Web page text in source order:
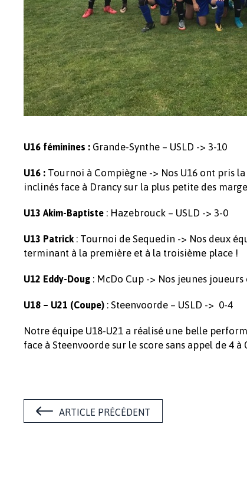
U16 féminines : Grande-Synthe – USLD -> 3-10
U16 : Tournoi à Compiègne -> Nos U16 ont pris
inclinés face à Drancy sur la plus petite des
U13 Akim-Baptiste : Hazebrouck – USLD -> 3-0
U13 Patrick : Tournoi de Sequedin -> Nos deux
terminant à la première et à la troisième place !
U12 Eddy-Doug : McDo Cup -> Nos jeunes
U18 – U21 (Coupe) : Steenvoorde – USLD -> 0-4
Notre équipe U18-U21 a réalisé une belle
face à Steenvoorde sur le score sans appel de 4
ARTICLE PRÉCÉDENT